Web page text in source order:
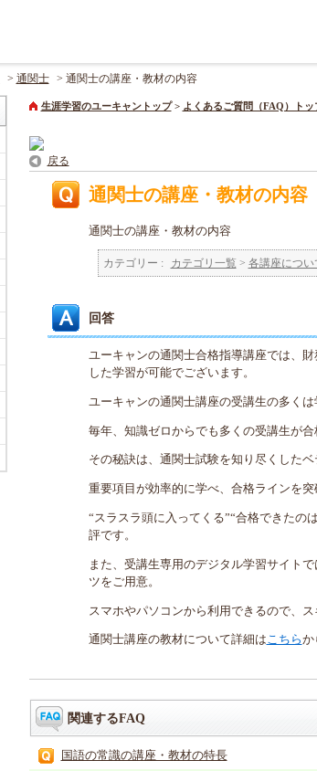
> 通関士 > 通関士の講座・教材の内容
生涯学習のユーキャントップ > よくあるご質問（FAQ）トッ
戻る
通関士の講座・教材の内容
通関士の講座・教材の内容
カテゴリー : カテゴリ一覧 > 各講座につい
回答
ユーキャンの通関士合格指導講座では、
した学習が可能でございます。
ユーキャンの通関士講座の受講生の多くは
毎年、知識ゼロからでも多くの受講生が合
その秘訣は、通関士試験を知り尽くした
重要項目が効率的に学べ、合格ラインを突
“スラスラ頭に入ってくる”“合格できたの
評です。
また、受講生専用のデジタル学習サイト
ツをご用意。
スマホやパソコンから利用できるので、
通関士講座の教材について詳細はこちらか
関連するFAQ
国語の常識の講座・教材の特長